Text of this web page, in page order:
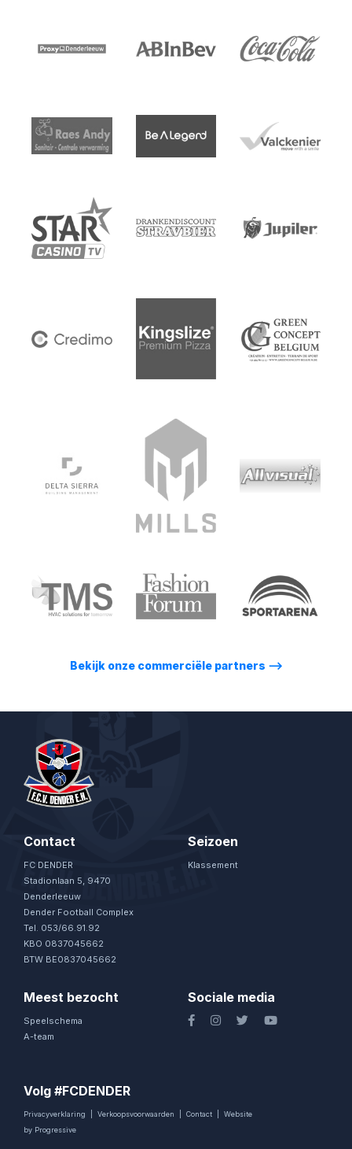
Bekijk onze commerciële partners ⟶
Contact
FC DENDER
Stadionlaan 5, 9470
Denderleeuw
Dender Football Complex
Tel. 053/66.91.92
KBO 0837045662
BTW BE0837045662
Seizoen
Klassement
Meest bezocht
Speelschema
A-team
Sociale media
Volg #FCDENDER
Privacyverklaring Verkoopsvoorwaarden Contact
Website
by Progressive